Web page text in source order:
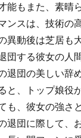
もまた、素晴
スは、技術の
動後は芝居も
する彼女の人
団の美しい辞
、トップ娘役
、彼女の強さ
退団に際して、